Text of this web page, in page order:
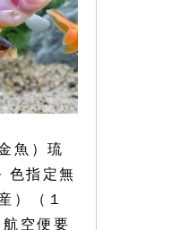
魚）琉
色指定無
）（１
空便要